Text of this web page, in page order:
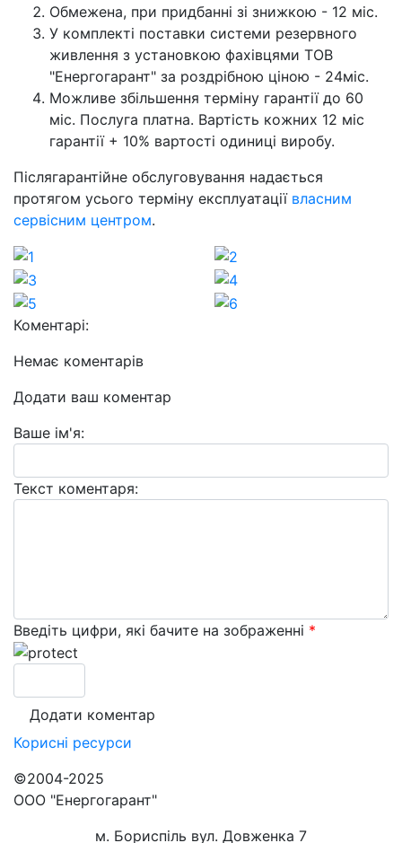
Обмежена, при придбанні зі знижкою - 12 міс.
У комплекті поставки системи резервного
живлення з установкою фахівцями ТОВ
"Енергогарант" за роздрібною ціною - 24міс.
Можливе збільшення терміну гарантії до 60
міс. Послуга платна. Вартість кожних 12 міс
гарантії + 10% вартості одиниці виробу.
Післягарантійне обслуговування надається
протягом усього терміну експлуатації власним
сервісним центром.
Коментарі:
Немає коментарів
Додати ваш коментар
Ваше ім'я:
Текст коментаря:
Введіть цифри, які бачите на зображенні *
Корисні ресурси
©2004-2025
ООО "Енергогарант"
м. Бориспіль вул. Довженка 7